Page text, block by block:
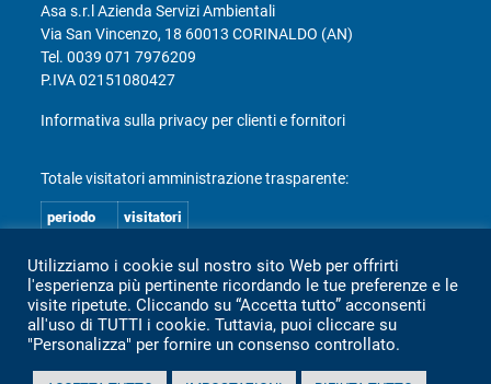
Asa s.r.l Azienda Servizi Ambientali
Via San Vincenzo, 18 60013 CORINALDO (AN)
Tel.0039 071 7976209
P.IVA 02151080427
Informativa sulla privacy per clienti e fornitori
Totale visitatori amministrazione trasparente:
periodo
visitatori
anno 2024
2.097
anno 2023
1.803
anno 2022
2.373
anno 2021
1.501
Utilizziamo i cookie sul nostro sito Web per offrirti
l'esperienza più pertinente ricordando le tue preferenze e le
visite ripetute. Cliccando su “Accetta tutto” acconsenti
all'uso di TUTTI i cookie. Tuttavia, puoi cliccare su
"Personalizza" per fornire un consenso controllato.